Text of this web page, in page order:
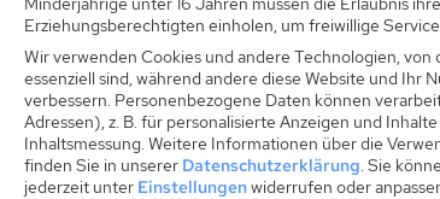
Suchen
Ausbildung
ab
Erziehungsberechtigten einholen, um freiwillige
Wir verwenden Cookies und andere Technologien, von
essenziell sind, während andere diese Website und Ihr
verbessern. Personenbezogene Daten können
Adressen), z. B. für personalisierte Anzeigen und
Inhaltsmessung. Weitere Informationen über die
finden Sie in unserer Datenschutzerklärung. Sie
jederzeit unter Einstellungenwiderrufen oder